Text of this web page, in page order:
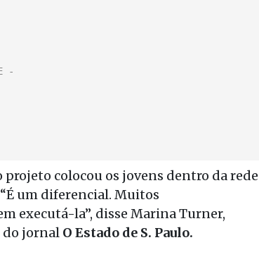
colocou os jovens dentro da rede
um diferencial. Muitos
executá-la”, disse Marina Turner,
do jornal O Estado de S. Paulo.